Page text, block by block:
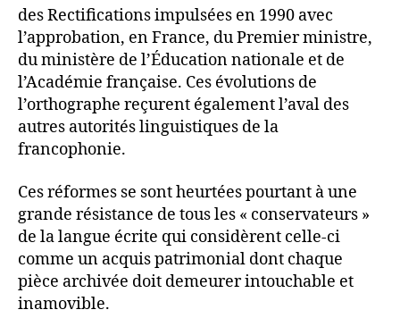
des Rectifications impulsées en 1990 avec
l’approbation, en France, du Premier ministre,
du ministère de l’Éducation nationale et de
l’Académie française. Ces évolutions de
l’orthographe reçurent également l’aval des
autres autorités linguistiques de la
francophonie.
Ces réformes se sont heurtées pourtant à une
grande résistance de tous les « conservateurs »
de la langue écrite qui considèrent celle-ci
comme un acquis patrimonial dont chaque
pièce archivée doit demeurer intouchable et
inamovible.